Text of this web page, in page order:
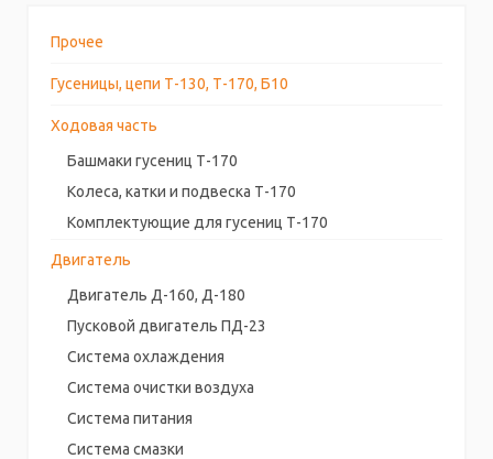
Прочее
Гусеницы, цепи Т-130, Т-170, Б10
Ходовая часть
Башмаки гусениц Т-170
Колеса, катки и подвеска Т-170
Комплектующие для гусениц Т-170
Двигатель
Двигатель Д-160, Д-180
Пусковой двигатель ПД-23
Система охлаждения
Система очистки воздуха
Система питания
Система смазки